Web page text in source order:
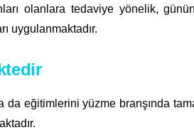
olanlara tedaviye yönelik,
uygulanmaktadır.
eğitimlerini yüzme branşında